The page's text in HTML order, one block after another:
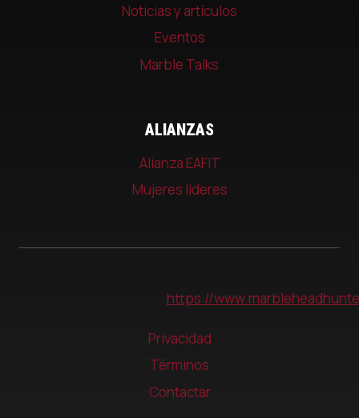
Noticias y artículos
Eventos
Marble Talks
ALIANZAS
Alianza EAFIT
Mujeres líderes
Privacidad
Términos
Contactar
https://